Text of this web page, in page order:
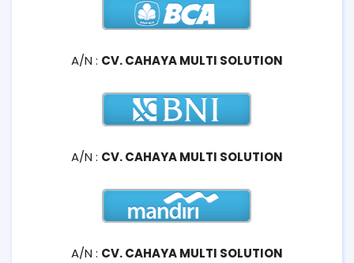
A/N : CV. CAHAYA MULTI SOLUTION
A/N : CV. CAHAYA MULTI SOLUTION
A/N : CV. CAHAYA MULTI SOLUTION